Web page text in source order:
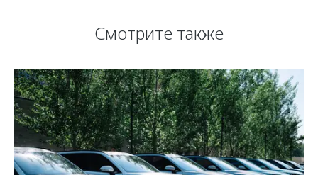
Смотрите также